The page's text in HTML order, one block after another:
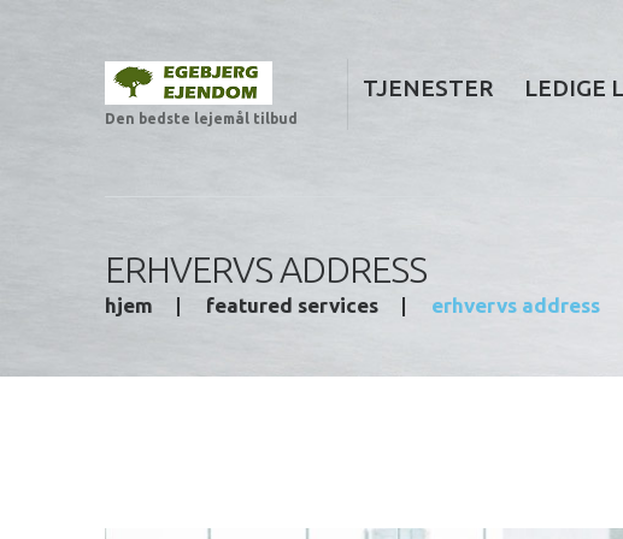
Den bedste lejemål tilbud
TJENESTER LEDIGE
ERHVERVS ADDRESS
hjem featured services erhvervs address